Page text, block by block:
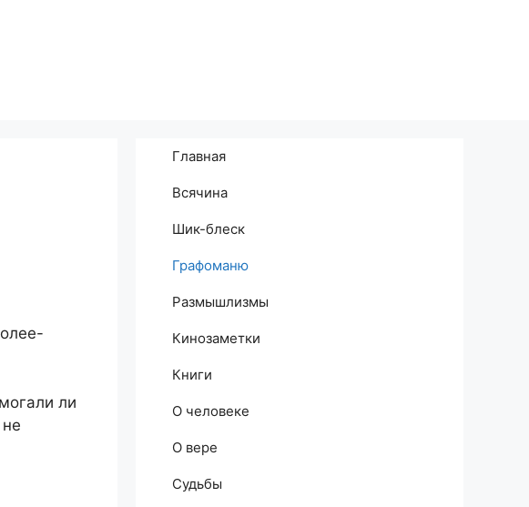
ли
Главная
Всячина
Шик-блеск
Графоманю
Размышлизмы
Кинозаметки
Книги
О человеке
О вере
Судьбы